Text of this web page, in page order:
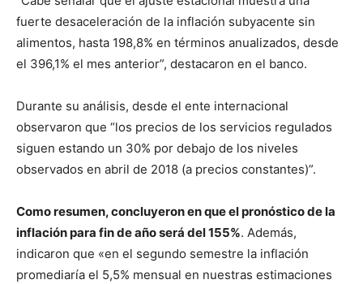
fuerte desaceleración de la inflación subyacente sin
alimentos, hasta 198,8% en términos anualizados, desde
el 396,1% el mes anterior”, destacaron en el banco.
Durante su análisis, desde el ente internacional
observaron que “los precios de los servicios regulados
siguen estando un 30% por debajo de los niveles
observados en abril de 2018 (a precios constantes)”.
Como resumen, concluyeron en que el pronóstico de la
inflación para fin de año será del 155%. Además,
indicaron que «en el segundo semestre la inflación
promediaría el 5,5% mensual en nuestras estimaciones